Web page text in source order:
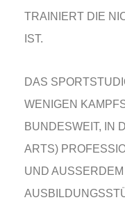
TRAINIERT DIE
IST.
DAS
WENIGEN
BUNDESWEIT, IN
ARTS)
UND AUSSERDEM